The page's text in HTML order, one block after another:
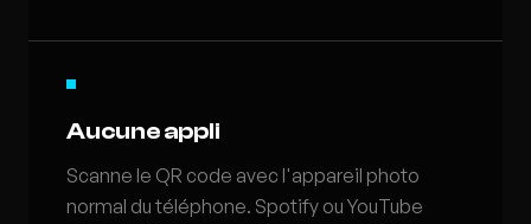
Aucune appli
Scanne le QR code avec l'appareil photo
normal du téléphone. Spotify ou YouTube